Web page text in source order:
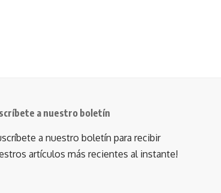
a nuestro boletín
a nuestro boletín para recibir
artículos más recientes al instante!